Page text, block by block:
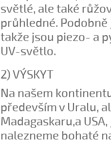
světlé, ale také
průhledné.
takže jsou piezo- a
UV-světlo.
2) VÝSKYT
Na našem
především v Uralu,
Madagaskaru,a
nalezneme bohaté